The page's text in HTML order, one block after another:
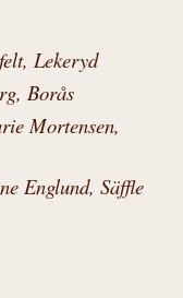
Lekeryd
Borås
Mortensen,
Englund, Säffle